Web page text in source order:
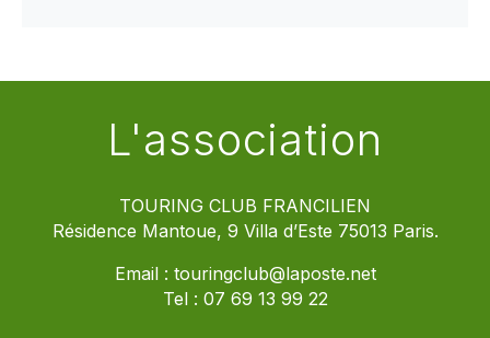
L'association
TOURING CLUB FRANCILIEN
Résidence Mantoue, 9 Villa d’Este 75013 Paris.
Email : touringclub@laposte.net
Tel : 07 69 13 99 22